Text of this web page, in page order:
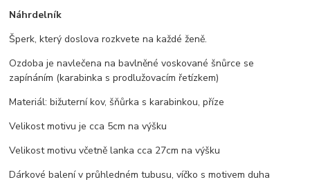
Náhrdelník
Šperk, který doslova rozkvete na každé ženě.
Ozdoba je navlečena na bavlněné voskované šnůrce se
zapínáním (karabinka s prodlužovacím řetízkem)
Materiál: bižuterní kov, šňůrka s karabinkou, příze
Velikost motivu je cca 5cm na výšku
Velikost motivu včetně lanka cca 27cm na výšku
Dárkové balení v průhledném tubusu, víčko s motivem duha